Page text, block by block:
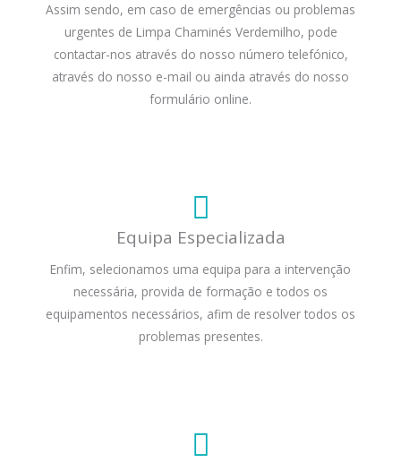
Assim sendo, em caso de emergências ou problemas
urgentes de Limpa Chaminés Verdemilho, pode
contactar-nos através do nosso número telefónico,
através do nosso e-mail ou ainda através do nosso
formulário online.
Equipa Especializada
Enfim, selecionamos uma equipa para a intervenção
necessária, provida de formação e todos os
equipamentos necessários, afim de resolver todos os
problemas presentes.